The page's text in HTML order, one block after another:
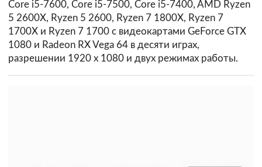
Core i5-7600, Core i5-7500, Core i5-7400, AMD Ryzen
5 2600X, Ryzen 5 2600, Ryzen 7 1800X, Ryzen 7
1700X и Ryzen 7 1700 с видеокартами GeForce GTX
1080 и Radeon RX Vega 64 в десяти играх,
разрешении 1920 х 1080 и двух режимах работы.